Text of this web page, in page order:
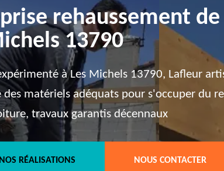
rehaussement
13790
à Les Michels 13790, Lafleur
des matériels adéquats pour s'occuper du
travaux garantis décennaux
RÉALISATIONS NOUS CONTACTER